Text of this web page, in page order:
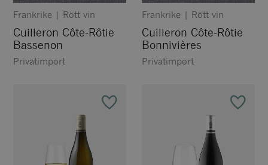
Frankrike | Rött vin
Cuilleron Côte-Rôtie
Bassenon
Privatimport
Frankrike | Rött vin
Cuilleron Côte-Rôtie
Bonnivières
Privatimport